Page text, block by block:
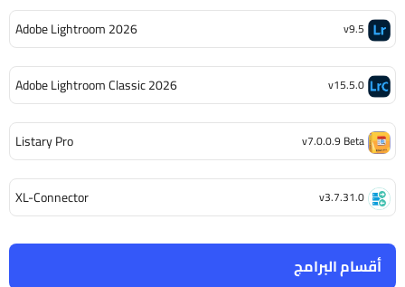
أقسام البرامج
Adobe Lightroom 2026 v9.5
Adobe Lightroom Classic 2026 v15.5.0
Listary Pro v7.0.0.9 Beta
XL-Connector v3.7.31.0